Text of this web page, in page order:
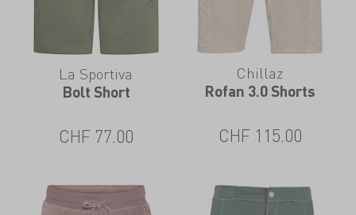
La Sportiva
Bolt Short
CHF 77.00
Chillaz
Rofan 3.0 Shorts
CHF 115.00